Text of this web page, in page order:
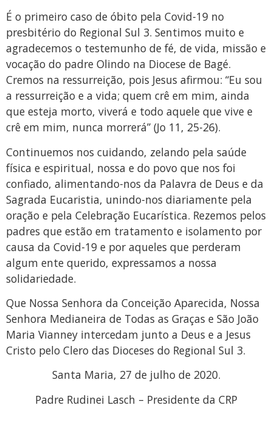
É o primeiro caso de óbito pela Covid-19 no
presbitério do Regional Sul 3. Sentimos muito e
agradecemos o testemunho de fé, de vida, missão e
vocação do padre Olindo na Diocese de Bagé.
Cremos na ressurreição, pois Jesus afirmou: “Eu sou
a ressurreição e a vida; quem crê em mim, ainda
que esteja morto, viverá e todo aquele que vive e
crê em mim, nunca morrerá” (Jo 11, 25-26).
Continuemos nos cuidando, zelando pela saúde
física e espiritual, nossa e do povo que nos foi
confiado, alimentando-nos da Palavra de Deus e da
Sagrada Eucaristia, unindo-nos diariamente pela
oração e pela Celebração Eucarística. Rezemos pelos
padres que estão em tratamento e isolamento por
causa da Covid-19 e por aqueles que perderam
algum ente querido, expressamos a nossa
solidariedade.
Que Nossa Senhora da Conceição Aparecida, Nossa
Senhora Medianeira de Todas as Graças e São João
Maria Vianney intercedam junto a Deus e a Jesus
Cristo pelo Clero das Dioceses do Regional Sul 3.
Santa Maria, 27 de julho de 2020.
Padre Rudinei Lasch – Presidente da CRP